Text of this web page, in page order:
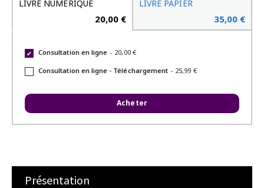
LIVRE NUMÉRIQUE
20,00 €
LIVRE PAPIER
35,00 €
✔ Consultation en ligne - 20,00 €
Consultation en ligne - Téléchargement - 25,99 €
Acheter
Présentation